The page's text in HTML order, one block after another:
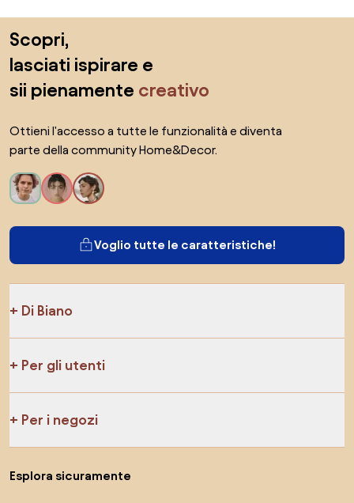
Scopri,
lasciati ispirare e
sii pienamente creativo
Ottieni l'accesso a tutte le funzionalità e diventa
parte della community Home&Decor.
Voglio tutte le caratteristiche!
Di Biano
Per gli utenti
Per i negozi
Esplora sicuramente